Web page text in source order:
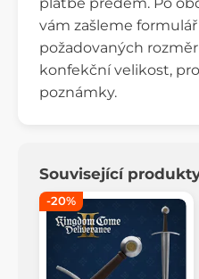
vám zašleme
požadovaných
konfekční velikost,
poznámky.
Související
-20%